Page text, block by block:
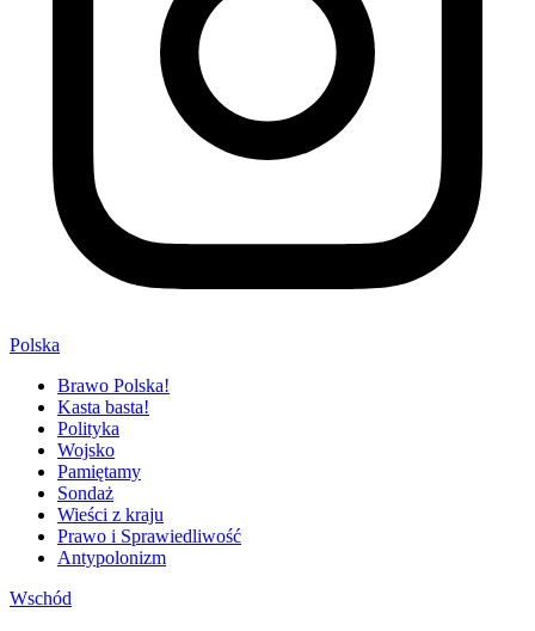
Polska
Brawo Polska!
Kasta basta!
Polityka
Wojsko
Pamiętamy
Sondaż
Wieści z kraju
Prawo i Sprawiedliwość
Antypolonizm
Wschód